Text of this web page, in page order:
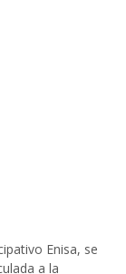
Enisa, se
a la